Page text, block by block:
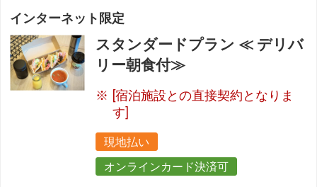
インターネット限定
スタンダードプラン ≪ デリバ
リー朝食付≫
[宿泊施設との直接契約となりま
す]
現地払い
オンラインカード決済可